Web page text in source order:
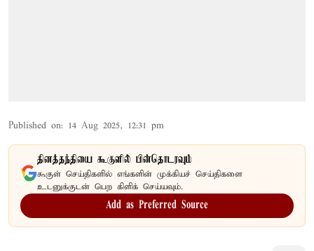
Published on: 14 Aug 2025, 12:31 pm
தினத்தந்தியை கூகுளில் பின்தொடரவும்
கூகுள் செய்திகளில் எங்களின் முக்கியச் செய்திகளை
உடனுக்குடன் பெற கிளிக் செய்யவும்.
Add as Preferred Source